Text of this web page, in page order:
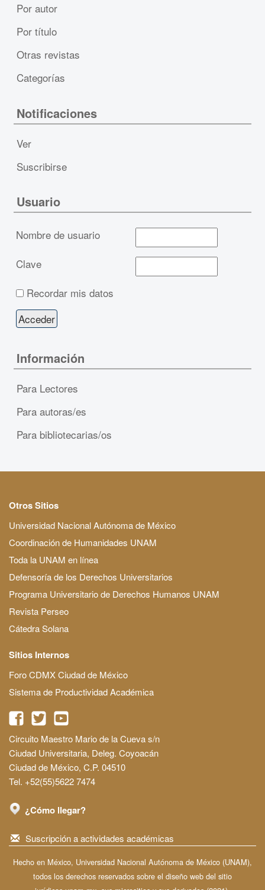
Por autor
Por título
Otras revistas
Categorías
Notificaciones
Ver
Suscribirse
Usuario
Nombre de usuario
Clave
Recordar mis datos
Información
Para Lectores
Para autoras/es
Para bibliotecarias/os
Otros Sitios
Universidad Nacional Autónoma de México
Coordinación de Humanidades UNAM
Toda la UNAM en línea
Defensoría de los Derechos Universitarios
Programa Universitario de Derechos Humanos UNAM
Revista Perseo
Cátedra Solana
Sitios Internos
Foro CDMX Ciudad de México
Sistema de Productividad Académica
Circuito Maestro Mario de la Cueva s/n
Ciudad Universitaria, Deleg. Coyoacán
Ciudad de México, C.P. 04510
Tel. +52(55)5622 7474
¿Cómo llegar?
Suscripción a actividades académicas
Hecho en México, Universidad Nacional Autónoma de México (UNAM),
todos los derechos reservados sobre el diseño web del sitio